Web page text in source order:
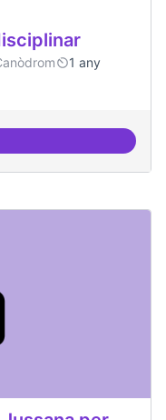
1 any
de col·laboració